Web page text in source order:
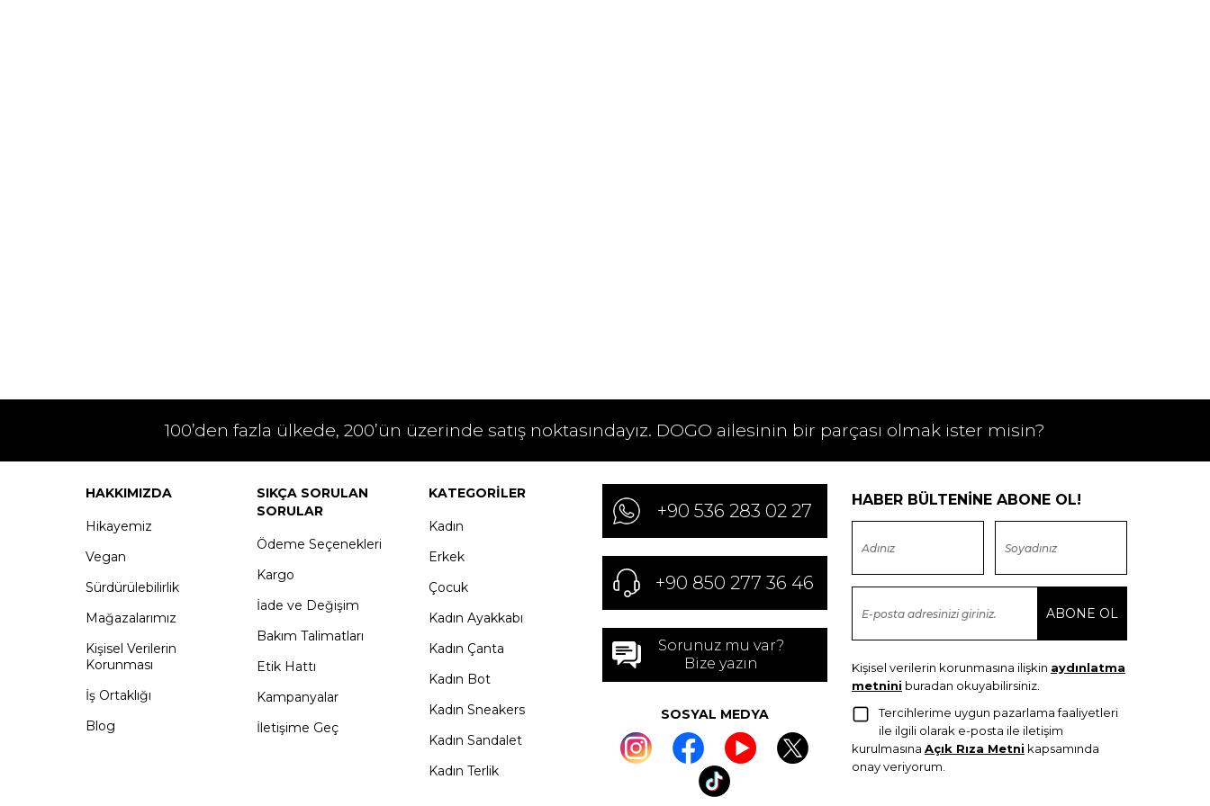
100’den fazla ülkede, 200’ün üzerinde satış noktasındayız. DOGO ailesinin bir parçası olmak ister misin?
HAKKIMIZDA
Hikayemiz
Vegan
Sürdürülebilirlik
Mağazalarımız
Kişisel Verilerin
Korunması
İş Ortaklığı
Blog
SIKÇA SORULAN
SORULAR
Ödeme Seçenekleri
Kargo
İade ve Değişim
Bakım Talimatları
Etik Hattı
Kampanyalar
İletişime Geç
KATEGORILER
Kadın
Erkek
Çocuk
Kadın Ayakkabı
Kadın Çanta
Kadın Bot
Kadın Sneakers
Kadın Sandalet
Kadın Terlik
+90 536 283 02 27
+90 850 277 36 46
Sorunuz mu var?
Bize yazın
SOSYAL MEDYA
HABER BÜLTENİNE ABONE OL!
Kişisel verilerin korunmasına ilişkin aydınlatma
metnini buradan okuyabilirsiniz.
Tercihlerime uygun pazarlama faaliyetleri
ile ilgili olarak e-posta ile iletişim
kurulmasına Açık Rıza Metni kapsamında
onay veriyorum.